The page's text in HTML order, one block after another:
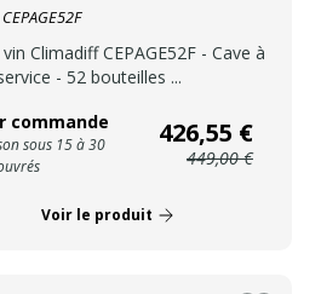
CEPAGE52F
Climadiff CEPAGE52F - Cave à
- 52 bouteilles ...
commande
sous 15 à 30
426,55 €
449,00 €
Voir le produit